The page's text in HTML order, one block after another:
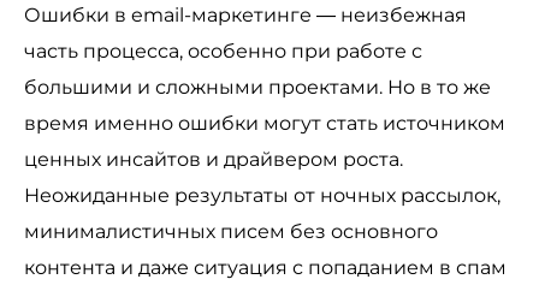
Ошибки в email-маркетинге — неизбежная
часть процесса, особенно при работе с
большими и сложными проектами. Но в то же
время именно ошибки могут стать источником
ценных инсайтов и драйвером роста.
Неожиданные результаты от ночных рассылок,
минималистичных писем без основного
контента и даже ситуация с попаданием в спам